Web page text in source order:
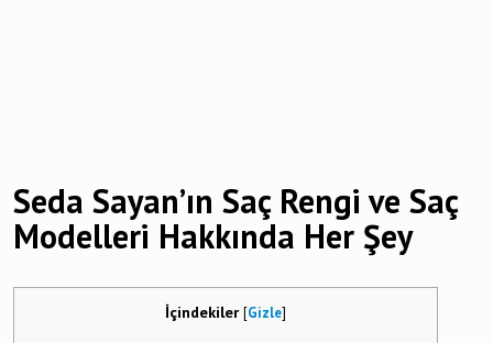
Seda Sayan’ın Saç Rengi ve Saç
Modelleri Hakkında Her Şey
İçindekiler [Gizle]